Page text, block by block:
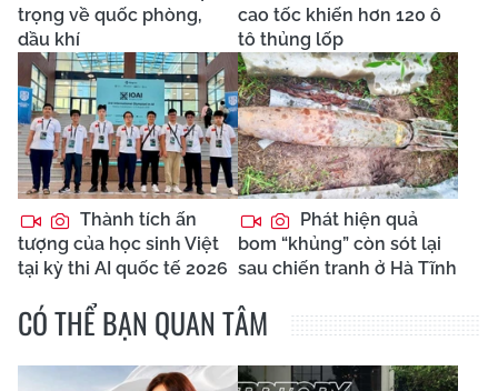
trọng về quốc phòng,
dầu khí
cao tốc khiến hơn 120 ô
tô thủng lốp
Thành tích ấn
tượng của học sinh Việt
tại kỳ thi AI quốc tế 2026
Phát hiện quả
bom “khủng” còn sót lại
sau chiến tranh ở Hà Tĩnh
CÓ THỂ BẠN QUAN TÂM